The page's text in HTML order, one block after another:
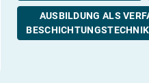
AUSBILDUNG ALS